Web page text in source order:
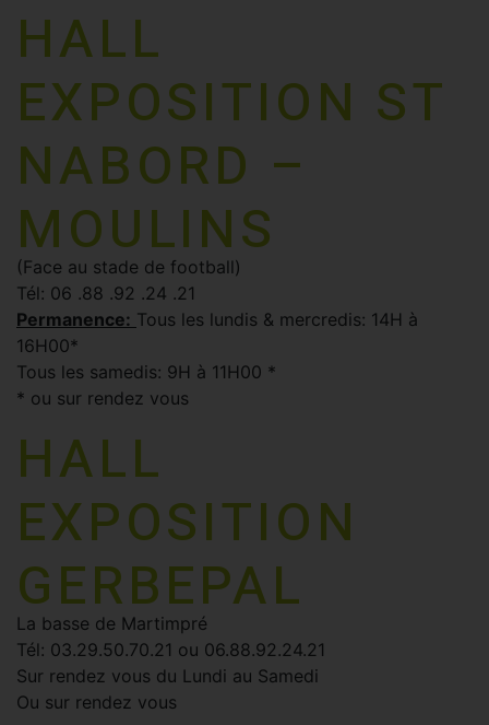
HALL
EXPOSITION ST
NABORD –
MOULINS
(Face au stade de football)
Tél: 06 .88 .92 .24 .21
Permanence: Tous les lundis & mercredis: 14H à
16H00*
Tous les samedis: 9H à 11H00 *
* ou sur rendez vous
HALL
EXPOSITION
GERBEPAL
La basse de Martimpré
Tél: 03.29.50.70.21 ou 06.88.92.24.21
Sur rendez vous du Lundi au Samedi
Ou sur rendez vous